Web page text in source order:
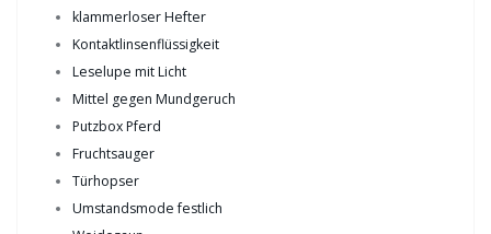
klammerloser Hefter
Kontaktlinsenflüssigkeit
Leselupe mit Licht
Mittel gegen Mundgeruch
Putzbox Pferd
Fruchtsauger
Türhopser
Umstandsmode festlich